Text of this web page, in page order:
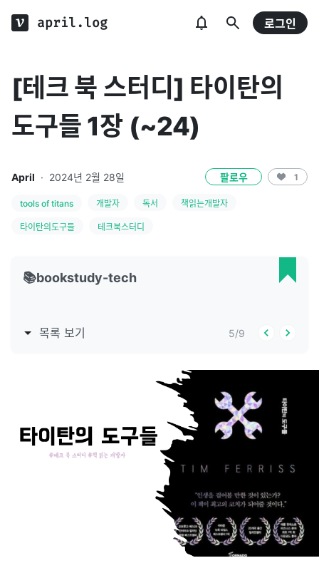
april.log 로그인
[테크 북 스터디] 타이탄의
도구들 1장 (~24)
April · 2024년 2월 28일 팔로우 1
tools of titans 개발자 독서 책읽는개발자
타이탄의도구들 테크북스터디
📚bookstudy-tech
목록 보기 5/9